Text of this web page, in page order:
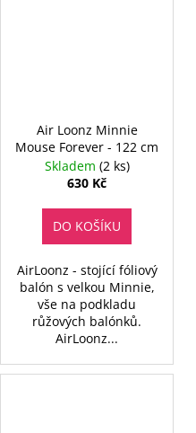
Air Loonz Minnie
Mouse Forever - 122 cm
Skladem (2 ks)
630 Kč
DO KOŠÍKU
AirLoonz - stojící fóliový
balón s velkou Minnie,
vše na podkladu
růžových balónků.
AirLoonz...